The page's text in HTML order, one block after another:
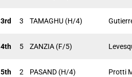
3rd 3 TAMAGHU (H/4)
4th 5 ZANZIA (F/5)
5th 2 PASAND (H/4) Protti